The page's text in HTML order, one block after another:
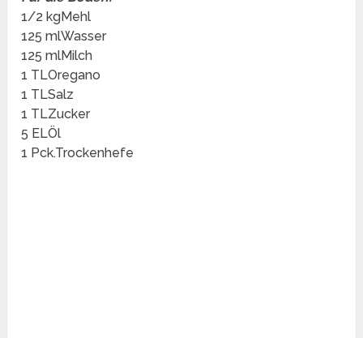
1/2 kgMehl
125 mlWasser
125 mlMilch
1 TLOregano
1 TLSalz
1 TLZucker
5 ELÖl
1 Pck.Trockenhefe